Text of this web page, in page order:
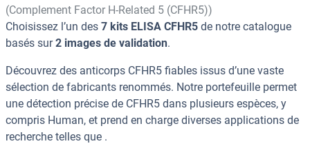
(Complement Factor H-Related 5 (CFHR5))
Choisissez l’un des 7 kits ELISA CFHR5 de notre catalogue
basés sur2 images de validation.
Découvrez des anticorps CFHR5 fiables issus d’une vaste
sélection de fabricants renommés. Notre portefeuille permet
une détection précise de CFHR5 dans plusieurs espèces, y
compris Human, et prend en charge diverses applications de
recherche telles que .